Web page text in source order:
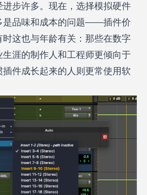
步许多。现在，选择模拟硬件
是品味和成本的问题——插件价
这也与年龄有关：那些在数字
涯的制作人和工程师更倾向于
件成长起来的人则更常使用软